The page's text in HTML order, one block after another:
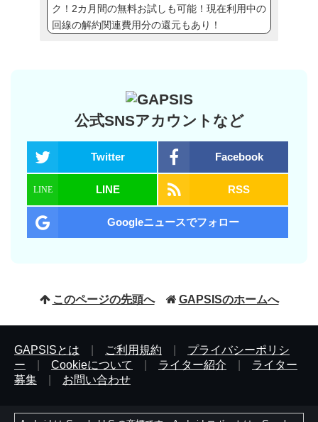
ク！2カ月間の無料お試しも可能！現在利用中の
回線の解約関連費用分の還元もあり！
公式SNSアカウントなど
Twitter Facebook
LINE RSS
Googleニュースでフォロー
このページの先頭へ GAPSISのホームへ
GAPSISとは ご利用規約
プライバシーポリシ
ー
Cookieについて ライター紹介
ライター
募集
お問い合わせ